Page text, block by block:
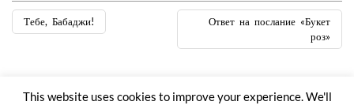
Post
Тебе, Бабаджи!
Ответ на послание «Букет
роз»
Копирайт Gobindsadan @ 2016. Все права защищены.
This website uses cookies to improve your experience. We'll